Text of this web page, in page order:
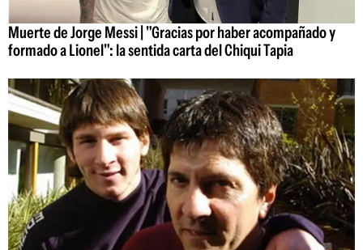
Muerte de Jorge Messi | "Gracias por haber acompañado y
formado a Lionel": la sentida carta del Chiqui Tapia